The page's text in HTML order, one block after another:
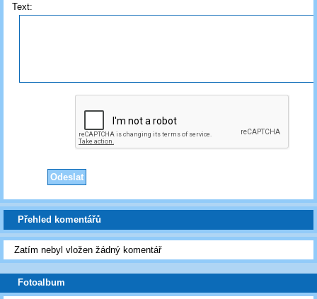
Text:
Přehled komentářů
Zatím nebyl vložen žádný komentář
Fotoalbum